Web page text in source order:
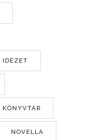
IDÉZET
KÖNYVTÁR
NOVELLA